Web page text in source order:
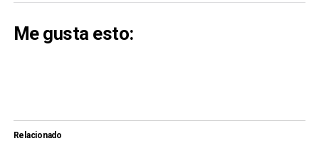
Me gusta esto:
Relacionado